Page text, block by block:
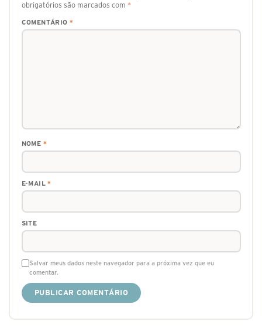
obrigatórios são marcados com *
COMENTÁRIO *
NOME *
E-MAIL*
SITE
Salvar meus dados neste navegador para a próxima vez que eu
comentar.